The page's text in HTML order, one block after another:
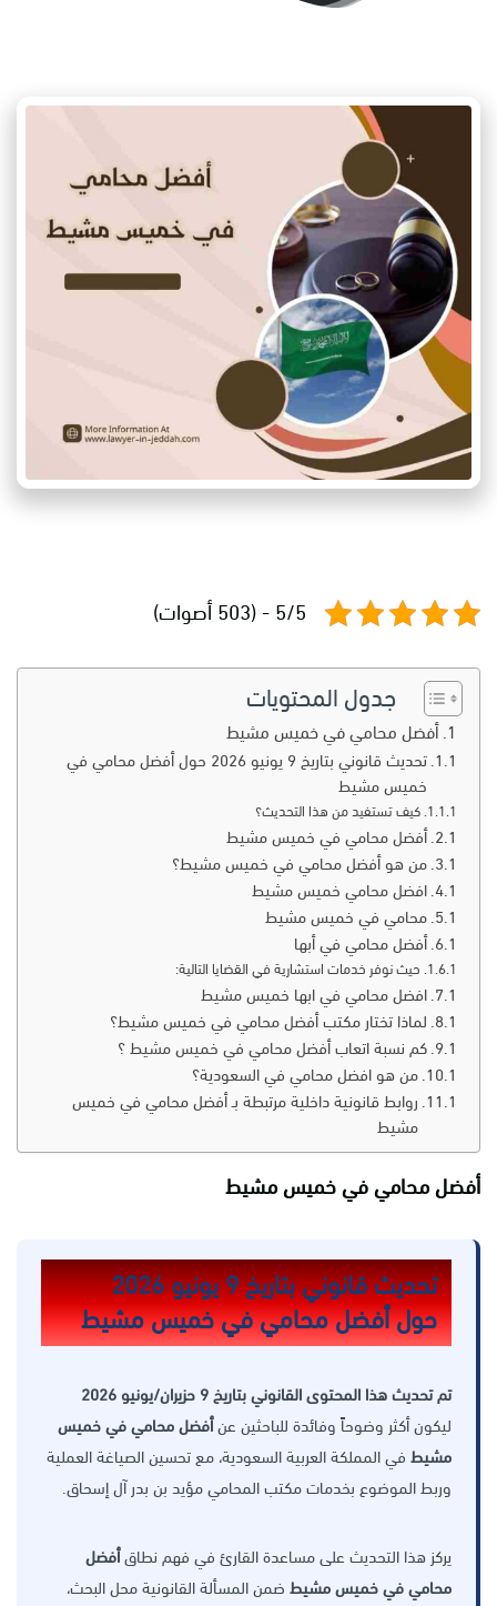
5/5 - (503 أصوات)
جدول المحتويات
أفضل محامي في خميس مشيط
تحديث قانوني بتاريخ 9 يونيو 2026 حول أفضل محامي في
خميس مشيط
كيف تستفيد من هذا التحديث؟
أفضل محامي في خميس مشيط
من هو أفضل محامي في خميس مشيط؟
افضل محامي خميس مشيط
محامي في خميس مشيط
أفضل محامي في أبها
حيث نوفر خدمات استشارية في القضايا التالية:
افضل محامي في ابها خميس مشيط
لماذا تختار مكتب أفضل محامي في خميس مشيط؟
كم نسبة اتعاب أفضل محامي في خميس مشيط ؟
من هو افضل محامي في السعودية؟
روابط قانونية داخلية مرتبطة بـ أفضل محامي في خميس
مشيط
أفضل محامي في خميس مشيط
تحديث قانوني بتاريخ 9 يونيو 2026
حول أفضل محامي في خميس مشيط
تم تحديث هذا المحتوى القانوني بتاريخ 9 حزيران/يونيو 2026
ليكون أكثر وضوحاً وفائدة للباحثين عنأفضل محامي في خميس
مشيط في المملكة العربية السعودية، مع تحسين الصياغة العملية
وربط الموضوع بخدمات مكتب المحامي مؤيد بن بدر آل إسحاق.
يركز هذا التحديث على مساعدة القارئ في فهم نطاقأفضل
محامي في خميس مشيط ضمن المسألة القانونية محل البحث،